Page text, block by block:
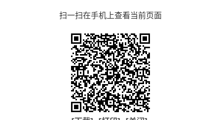
扫一扫在手机上查看当前页面